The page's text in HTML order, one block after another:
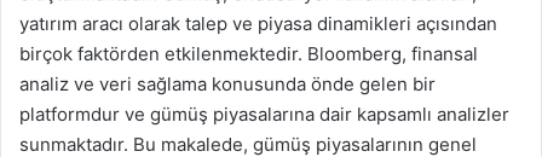
yatırım aracı olarak talep ve piyasa dinamikleri açısından
birçok faktörden etkilenmektedir. Bloomberg, finansal
analiz ve veri sağlama konusunda önde gelen bir
platformdur ve gümüş piyasalarına dair kapsamlı analizler
sunmaktadır. Bu makalede, gümüş piyasalarının genel